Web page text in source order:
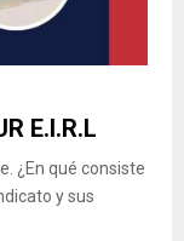
E.I.R.L
¿En qué consiste
y sus